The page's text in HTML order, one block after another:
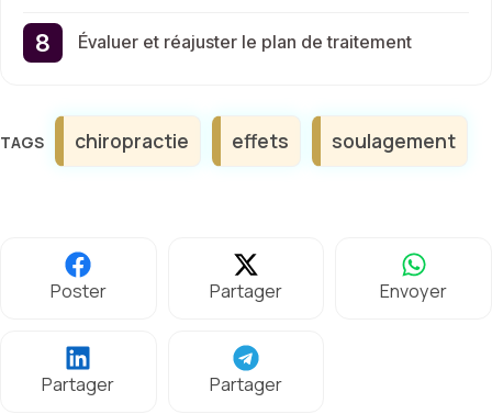
Évaluer et réajuster le plan de traitement
Étiquettes
chiropractie effets soulagement
Poster Partager Envoyer
Partager Partager